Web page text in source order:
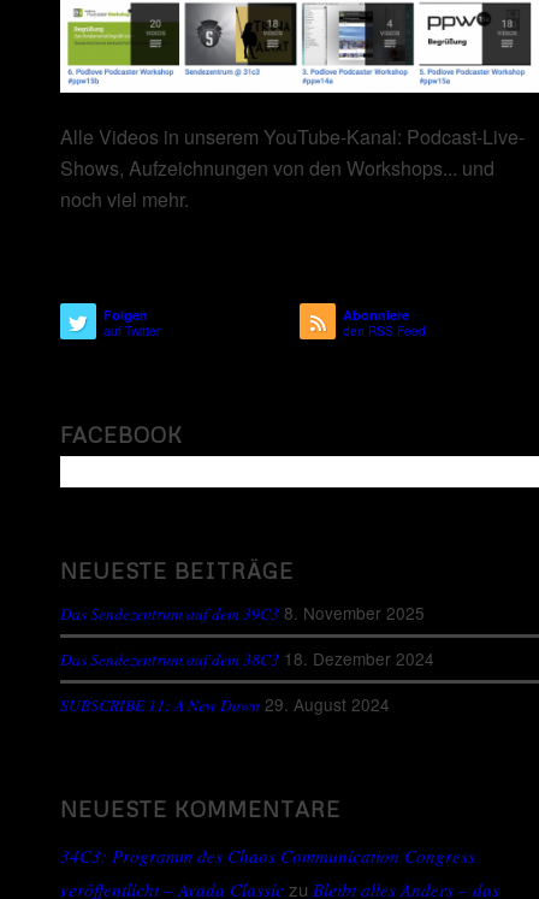
Alle Videos in unserem YouTube-Kanal: Podcast-Live-
Shows, Aufzeichnungen von den Workshops... und
noch viel mehr.
Folgen
auf Twitter
Abonniere
den RSS Feed
FACEBOOK
NEUESTE BEITRÄGE
Das Sendezentrum auf dem 39C3 8. November 2025
Das Sendezentrum auf dem 38C3 18. Dezember 2024
SUBSCRIBE 11: A New Dawn 29. August 2024
NEUESTE KOMMENTARE
34C3: Programm des Chaos Communication Congress
veröffentlicht – Avada Classic zu Bleibt alles Anders – das